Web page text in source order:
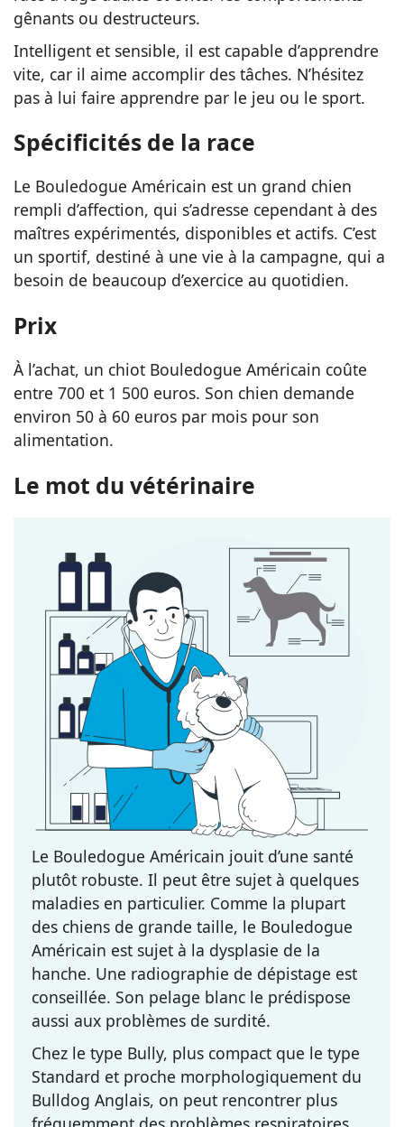
gênants ou destructeurs.
Intelligent et sensible, il est capable d’apprendre
vite, car il aime accomplir des tâches. N’hésitez
pas à lui faire apprendre par le jeu ou le sport.
Spécificités de la race
Le Bouledogue Américain est un grand chien
rempli d’affection, qui s’adresse cependant à des
maîtres expérimentés, disponibles et actifs. C’est
un sportif, destiné à une vie à la campagne, qui a
besoin de beaucoup d’exercice au quotidien.
Prix
À l’achat, un chiot Bouledogue Américain coûte
entre 700 et 1 500 euros. Son chien demande
environ 50 à 60 euros par mois pour son
alimentation.
Le mot du vétérinaire
Le Bouledogue Américain jouit d’une santé
plutôt robuste. Il peut être sujet à quelques
maladies en particulier. Comme la plupart
des chiens de grande taille, le Bouledogue
Américain est sujet à la dysplasie de la
hanche. Une radiographie de dépistage est
conseillée. Son pelage blanc le prédispose
aussi aux problèmes de surdité.
Chez le type Bully, plus compact que le type
Standard et proche morphologiquement du
Bulldog Anglais, on peut rencontrer plus